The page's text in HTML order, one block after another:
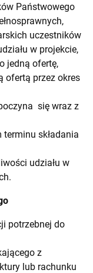
Państwowego
uczestników
w projekcie,
jedną ofertę,
ofertą przez okres
się wraz z
terminu składania
udziału w
potrzebnej do
z
lub rachunku